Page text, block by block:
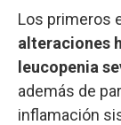
Los primeros
alteraciones
leucopenia
además de
inflamación